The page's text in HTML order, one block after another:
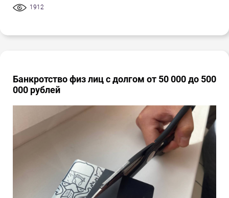
1912
Банкротство физ лиц с долгом от 50 000 до 500
000 рублей